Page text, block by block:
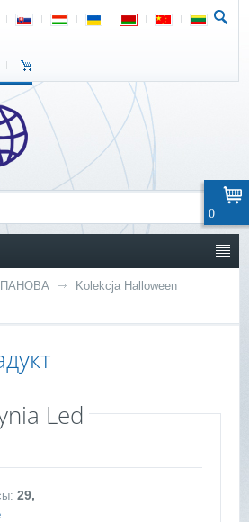
Kolekcja Halloween
Led
29,
0